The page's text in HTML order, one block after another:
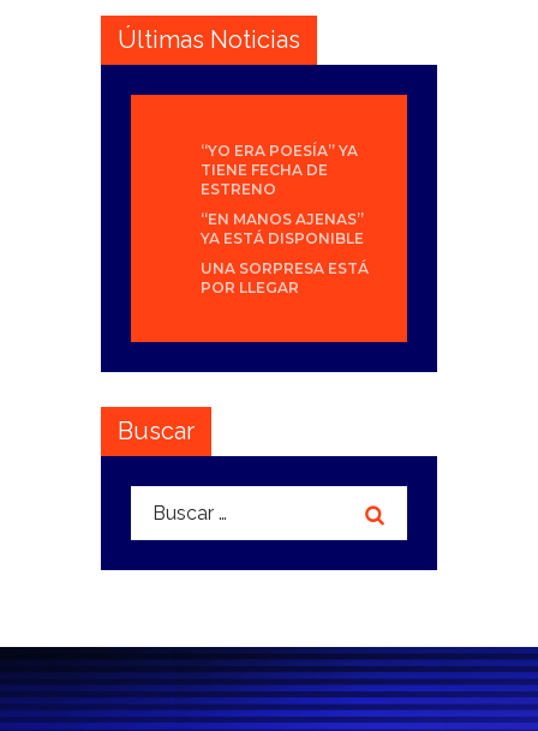
Últimas Noticias
“YO ERA POESÍA” YA
TIENE FECHA DE
ESTRENO
“EN MANOS AJENAS”
YA ESTÁ DISPONIBLE
UNA SORPRESA ESTÁ
POR LLEGAR
Buscar
Buscar: